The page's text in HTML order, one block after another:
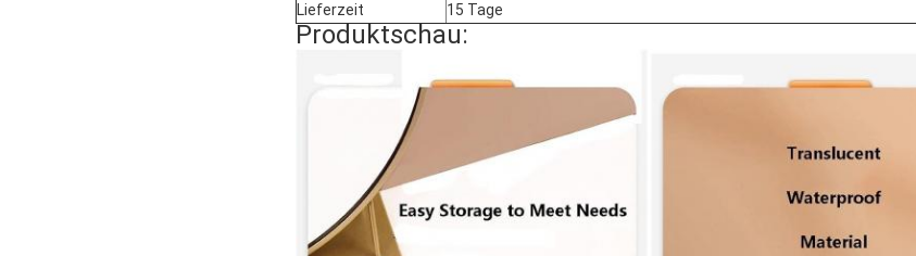
Lieferzeit
15 Tage
Produktschau: